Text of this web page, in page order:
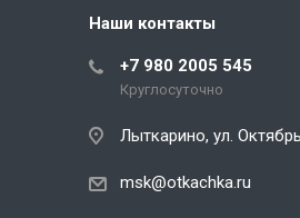
Наши контакты
+7 980 2005 545
Круглосуточно
Лыткарино, ул.
msk@otkachka.ru